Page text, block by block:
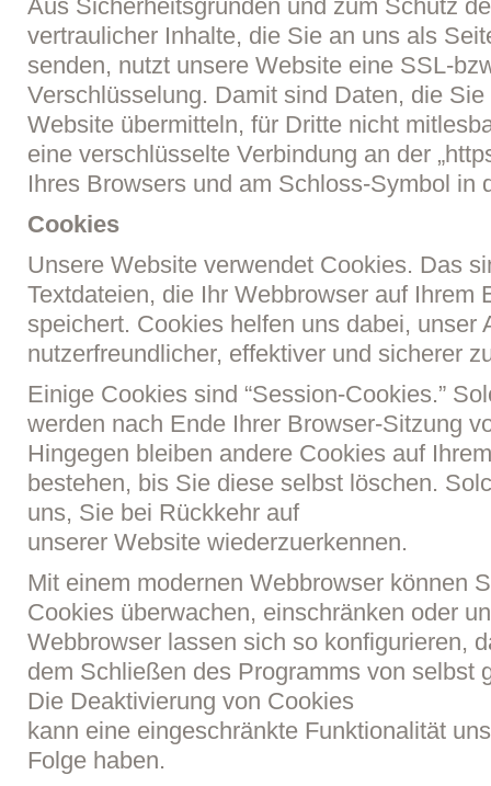
Aus Sicherheitsgründen und zum Schutz
vertraulicher Inhalte, die Sie an uns als
senden, nutzt unsere Website eine SSL-
Verschlüsselung. Damit sind Daten, die
Website übermitteln, für Dritte nicht
eine verschlüsselte Verbindung an der
Ihres Browsers und am Schloss-Symbol in
Cookies
Unsere Website verwendet Cookies. Das
Textdateien, die Ihr Webbrowser auf Ihrem
speichert. Cookies helfen uns dabei, unser
nutzerfreundlicher, effektiver und sicherer
Einige Cookies sind “Session-Cookies.”
werden nach Ende Ihrer Browser-Sitzung
Hingegen bleiben andere Cookies auf
bestehen, bis Sie diese selbst löschen.
uns, Sie bei Rückkehr auf
unserer Website wiederzuerkennen.
Mit einem modernen Webbrowser können
Cookies überwachen, einschränken oder
Webbrowser lassen sich so konfigurieren,
dem Schließen des Programms von selbst
Die Deaktivierung von Cookies
kann eine eingeschränkte Funktionalität
Folge haben.